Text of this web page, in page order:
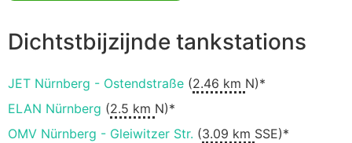
Dichtstbijzijnde tankstations
JET Nürnberg - Ostendstraße (2.46 km N)*
ELAN Nürnberg (2.5 km N)*
OMV Nürnberg - Gleiwitzer Str. (3.09 km SSE)*